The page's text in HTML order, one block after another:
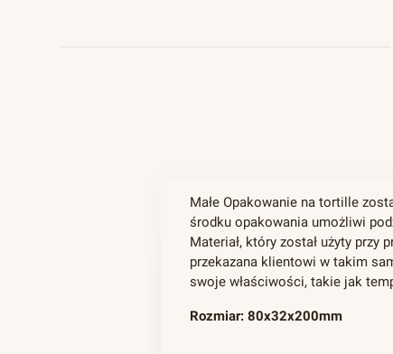
Małe Opakowanie na tortille
środku opakowania umożliwi
Materiał, który został użyty
przekazana klientowi w takim
swoje właściwości, takie jak
Rozmiar: 80x32x200mm